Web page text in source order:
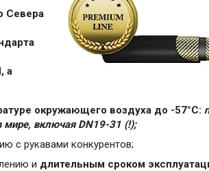
Севера
а
окружающего воздуха до -57°C:
мире, включая DN19-31 (!);
с рукавами конкурентов;
и длительным сроком